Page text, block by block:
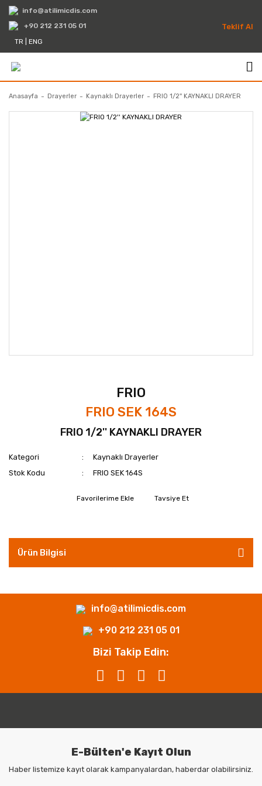
info@atilimicdis.com
+90 212 231 05 01
TR
ENG
Teklif Al
Anasayfa Drayerler Kaynaklı Drayerler FRIO 1/2'' KAYNAKLI DRAYER
FRIO
FRIO SEK 164S
FRIO 1/2'' KAYNAKLI DRAYER
Kategori
Kaynaklı Drayerler
Stok Kodu
FRIO SEK 164S
Tavsiye Et
Ürün Bilgisi
info@atilimicdis.com
+90 212 231 05 01
Bizi Takip Edin:
E-Bülten'e Kayıt Olun
Haber listemize kayıt olarak kampanyalardan, haberdar olabilirsiniz.